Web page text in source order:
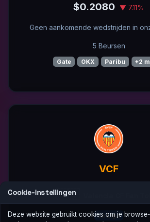
$0.2080 ▼ 7.11%
Geen aankomende wedstrijden in
5 Beursen
Gate OKX Paribu +2
VCF
🇪🇸
La Liga
Cookie‑instellingen
Deze website gebruikt cookies om je